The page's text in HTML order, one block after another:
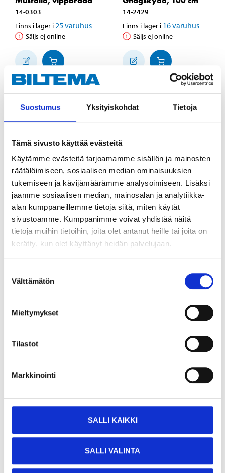
Suostumus Yksityiskohdat Tietoja
Tämä sivusto käyttää evästeitä
Käytämme evästeitä tarjoamamme sisällön ja mainosten
räätälöimiseen, sosiaalisen median ominaisuuksien
tukemiseen ja kävijämäärämme analysoimiseen. Lisäksi
jaamme sosiaalisen median, mainosalan ja analytiikka-
alan kumppaneillemme tietoja siitä, miten käytät
sivustoamme. Kumppanimme voivat yhdistää näitä
tietoja muihin tietoihin, joita olet antanut heille tai joita on
kerätty, kun olet käyttänyt heidän palvelujaan.
valinta
Välttämätön
Mieltymykset
Tilastot
Markkinointi
SALLI KAIKKI
SALLI VALINTA
14-0303
Finns i lager i 25varuhus
Säljs ej online
14-2429
Finns i lager i 16varuhus
Säljs ej online
895
Myggdraperi, 220 x
100 cm
14-2475
195
Flugfångare, 4-pack
14-2428
Finns i lager i 24
5
14-0302